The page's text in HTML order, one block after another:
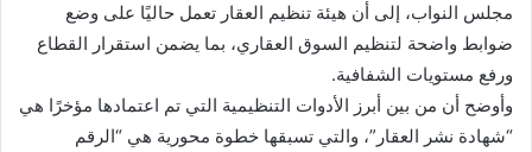
مجلس النواب، إلى أن هيئة تنظيم العقار تعمل حاليًا على وضع
ضوابط واضحة لتنظيم السوق العقاري، بما يضمن استقرار القطاع
ورفع مستويات الشفافية.
وأوضح أن من بين أبرز الأدوات التنظيمية التي تم اعتمادها مؤخرًا هي
“شهادة نشر العقار”، والتي تسبقها خطوة محورية هي “الرقم